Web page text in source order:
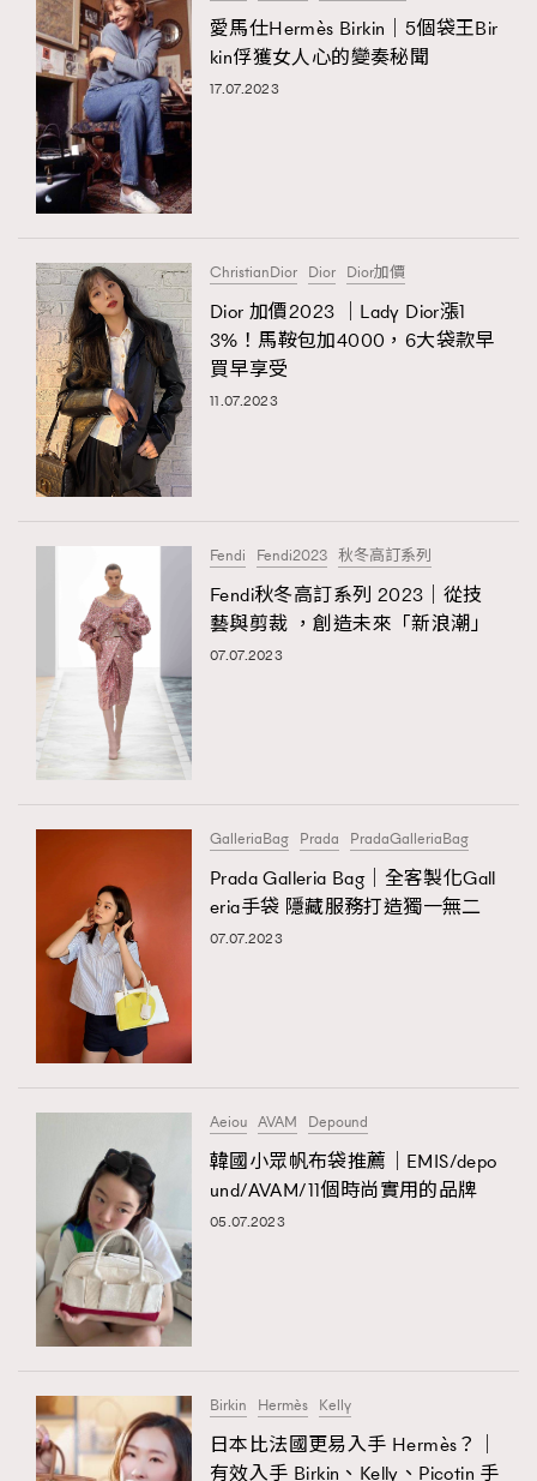
愛馬仕Hermès Birkin｜5個袋王Bir
kin俘獲女人心的變奏秘聞
17.07.2023
ChristianDior Dior Dior加價
Dior 加價2023 ｜Lady Dior漲1
3%！馬鞍包加4000，6大袋款早
買早享受
11.07.2023
Fendi Fendi2023 秋冬高訂系列
Fendi秋冬高訂系列 2023｜從技
藝與剪裁 ，創造未來「新浪潮」
07.07.2023
GalleriaBag Prada PradaGalleriaBag
Prada Galleria Bag｜全客製化Gall
eria手袋 隱藏服務打造獨一無二
07.07.2023
Aeiou AVAM Depound
韓國小眾帆布袋推薦｜EMIS/depo
und/AVAM/11個時尚實用的品牌
05.07.2023
Birkin Hermès Kelly
日本比法國更易入手 Hermès？｜
有效入手 Birkin、Kelly、Picotin 手